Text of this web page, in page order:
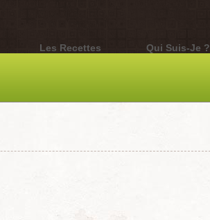
Les Recettes Qui Suis-Je ?